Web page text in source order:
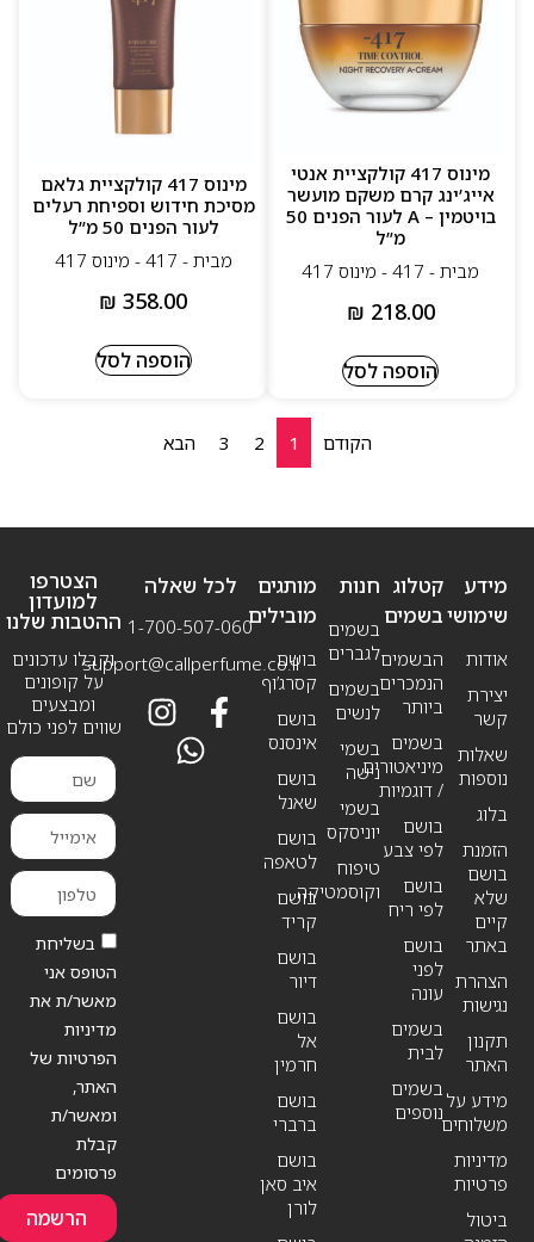
מינוס 417 קולקציית אנטי
אייג’ינג קרם משקם מועשר
בויטמין – A לעור הפנים 50
מ”ל
מבית - 417 - מינוס 417
₪ 218.00
הוספה לסל
מינוס 417 קולקציית גלאם
מסיכת חידוש וספיחת רעלים
לעור הפנים 50 מ”ל
מבית - 417 - מינוס 417
₪ 358.00
הוספה לסל
הקודם 1
2
3 הבא
מידע
שימושי
אודות
יצירת
קשר
שאלות
נוספות
בלוג
הזמנת
בושם
שלא
קיים
באתר
הצהרת
נגישות
תקנון
האתר
מידע על
משלוחים
מדיניות
פרטיות
ביטול
חנות
בשמים
לגברים
בשמים
לנשים
בשמי
נישה
בשמי
יוניסקס
טיפוח
וקוסמטיקה
קטלוג
בשמים
הבשמים
הנמכרים
ביותר
בשמים
מיניאטורים
/ דוגמיות
בושם
לפי צבע
בושם
לפי ריח
בושם
לפני
עונה
בשמים
לבית
בשמים
נוספים
מותגים
מובילים
בושם
קסרג’וף
בושם
אינסנס
בושם
שאנל
בושם
לטאפה
בושם
קריד
בושם
דיור
בושם
אל
חרמין
בושם
ברברי
בושם
איב סאן
לורן
לכל שאלה
1-700-507-060
support@callperfume.co.il
הצטרפו
למועדון
ההטבות שלנו
וקבלו עדכונים
על קופונים
ומבצעים
שווים לפני כולם
בשליחת
הטופס אני
מאשר/ת את
מדיניות
הפרטיות של
האתר,
ומאשר/ת
קבלת
פרסומים
הרשמה